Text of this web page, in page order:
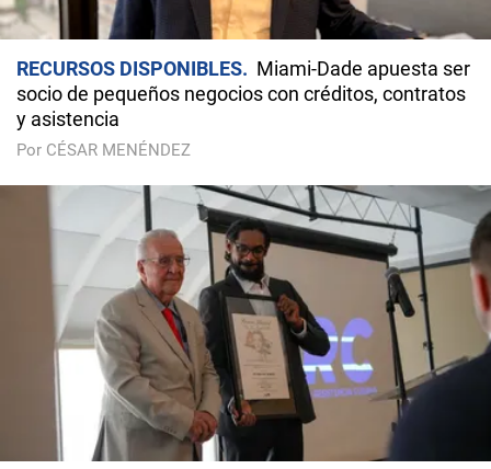
RECURSOS DISPONIBLES
Miami-Dade apuesta ser
socio de pequeños negocios con créditos, contratos
y asistencia
Por CÉSAR MENÉNDEZ